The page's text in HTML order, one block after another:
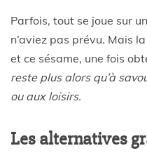
Parfois, tout se joue sur
n’aviez pas prévu. Mais
et ce sésame, une fois
reste plus alors qu’à
ou aux loisirs.
Les alternatives